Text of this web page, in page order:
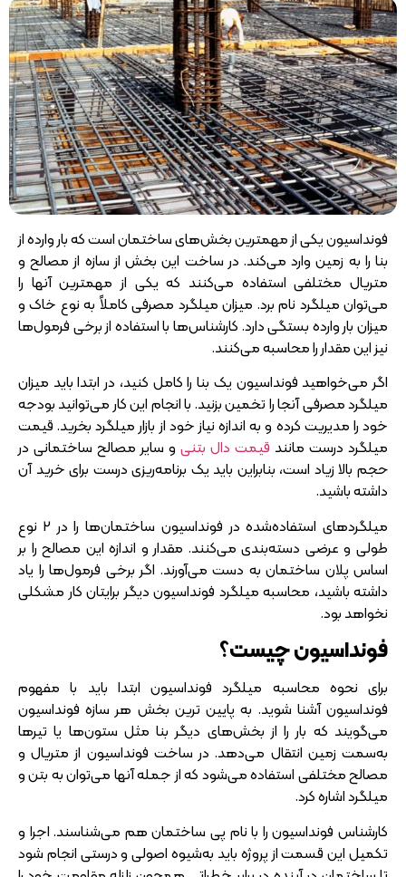
فونداسیون یکی از مهمترین بخش‌های ساختمان است که بار وارده از
بنا را به زمین وارد می‌کند. در ساخت این بخش از سازه از مصالح و
متریال مختلفی استفاده می‌کنند که یکی از مهمترین آنها را
می‌توان میلگرد نام برد. میزان میلگرد مصرفی کاملاً به نوع خاک و
میزان بار وارده بستگی دارد. کارشناس‌ها با استفاده از برخی فرمول‌ها
نیز این مقدار را محاسبه می‌کنند.
اگر می‌خواهید فونداسیون یک بنا را کامل کنید، در ابتدا باید میزان
میلگرد مصرفی آنجا را تخمین بزنید. با انجام این کار می‌توانید بودجه
خود را مدیریت کرده و به اندازه نیاز خود از بازار میلگرد بخرید. قیمت
میلگرد درست مانند قیمت دال بتنی و سایر مصالح ساختمانی در
حجم بالا زیاد است، بنابراین باید یک برنامه‌ریزی درست برای خرید آن
داشته باشید.
میلگرد‌های استفاده‌شده در فونداسیون ساختمان‌ها را در 2 نوع
طولی و عرضی دسته‌بندی می‌کنند. مقدار و اندازه این مصالح را بر
اساس پلان ساختمان به دست می‌آورند. اگر برخی فرمول‌ها را یاد
داشته باشید، محاسبه میلگرد فونداسیون دیگر برایتان کار مشکلی
نخواهد بود.
فونداسیون چیست؟
برای نحوه محاسبه میلگرد فونداسیون ابتدا باید با مفهوم
فونداسیون آشنا شوید. به پایین ترین بخش هر سازه فونداسیون
می‌گویند که بار را از بخش‌های دیگر بنا مثل ستون‌ها یا تیر‌ها
به‌سمت زمین انتقال می‌دهد. در ساخت فونداسیون از متریال و
مصالح مختلفی استفاده می‌شود که از جمله آنها می‌توان به بتن و
میلگرد اشاره کرد.
کارشناس فونداسیون را با نام پی ساختمان هم می‌شناسند. اجرا و
تکمیل این قسمت از پروژه باید به‌شیوه اصولی و درستی انجام شود